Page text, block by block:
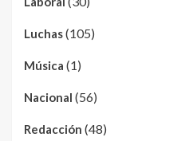
Luchas(105)
Música (1)
Nacional (56)
Redacción (48)